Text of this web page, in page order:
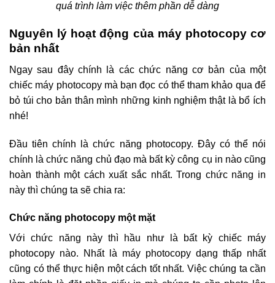
quá trình làm việc thêm phần dễ dàng
Nguyên lý hoạt động của máy photocopy cơ
bản nhất
Ngay sau đây chính là các chức năng cơ bản của một
chiếc máy photocopy mà bạn đọc có thể tham khảo qua để
bỏ túi cho bản thân mình những kinh nghiệm thật là bổ ích
nhé!
Đầu tiên chính là chức năng photocopy. Đây có thể nói
chính là chức năng chủ đạo mà bất kỳ công cụ in nào cũng
hoàn thành một cách xuất sắc nhất. Trong chức năng in
này thì chúng ta sẽ chia ra:
Chức năng photocopy một mặt
Với chức năng này thì hầu như là bất kỳ chiếc máy
photocopy nào. Nhất là máy photocopy dạng thấp nhất
cũng có thể thực hiện một cách tốt nhất. Việc chúng ta cần